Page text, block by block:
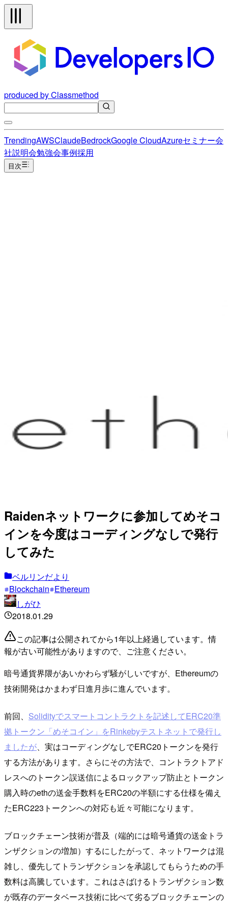
produced by Classmethod
TrendingAWSClaudeBedrockGoogle CloudAzureセミナー会
社説明会勉強会事例採用
目次
Raidenネットワークに参加してめそコ
インを今度はコーディングなしで発行
してみた
ベルリンだより
Blockchain Ethereum
しがひ
2018.01.29
この記事は公開されてから1年以上経過しています。情
報が古い可能性がありますので、ご注意ください。
暗号通貨界隈があいかわらず騒がしいですが、Ethereumの
技術開発はかまわず日進月歩に進んでいます。
前回、 Solidityでスマートコントラクトを記述してERC20準
拠トークン「めそコイン」をRinkebyテストネットで発行し
ましたが 、実はコーディングなしでERC20トークンを発行
する方法があります。さらにその方法で、コントラクトアド
レスへのトークン誤送信によるロックアップ防止とトークン
購入時のethの送金手数料をERC20の半額にする仕様を備え
たERC223トークンへの対応も近々可能になります。
ブロックチェーン技術が普及（端的には暗号通貨の送金トラ
ンザクションの増加）するにしたがって、ネットワークは混
雑し、優先してトランザクションを承認してもらうための手
数料は高騰しています。これはさばけるトランザクション数
が既存のデータベース技術に比べて劣るブロックチェーンの